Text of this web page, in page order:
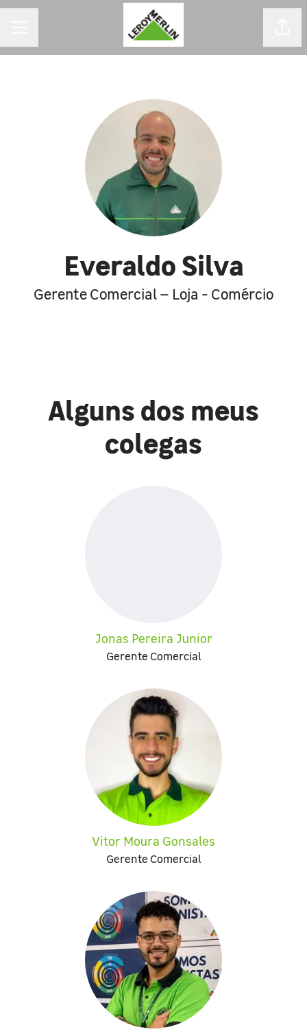
Everaldo Silva
Gerente Comercial – Loja - Comércio
Alguns dos meus
colegas
Jonas Pereira Junior
Gerente Comercial
Vitor Moura Gonsales
Gerente Comercial